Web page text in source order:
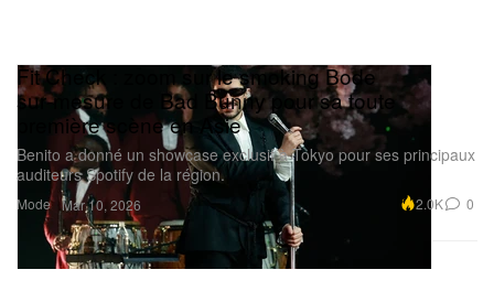
Mode
Fit Check : zoom sur le smoking Bode
sur‑mesure de Bad Bunny pour sa toute
première scène en Asie
Benito a donné un showcase exclusif à Tokyo pour ses principaux
auditeurs Spotify de la région.
Mar 10, 2026 2.0K 0